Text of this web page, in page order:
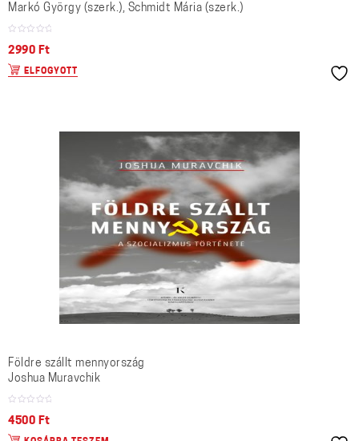
Markó György (szerk.), Schmidt Mária (szerk.)
2990 Ft
ELFOGYOTT
Földre szállt mennyország
Joshua Muravchik
4500 Ft